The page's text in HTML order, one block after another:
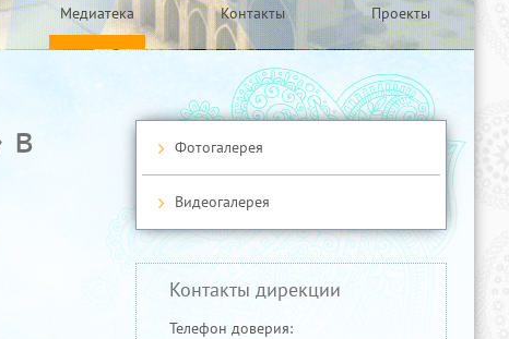
Медиатека Контакты Проекты
в
Фотогалерея
Видеогалерея
Контакты дирекции
Телефон доверия: